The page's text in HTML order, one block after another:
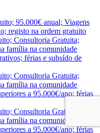
95.000€ anual; Viagens
registo na ordem gratuito
Consultoria Gratuita;
família na comunidade
férias e subsído de
Consultoria Gratuita;
família na comunidade
a 95.000€/ano; férias
Consultoria Gratuita;
família na comunidade
a 95.000€/ano; férias